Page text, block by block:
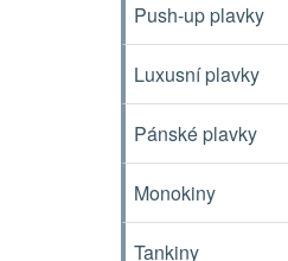
Push-up plavky
Luxusní plavky
Pánské plavky
Monokiny
Tankiny